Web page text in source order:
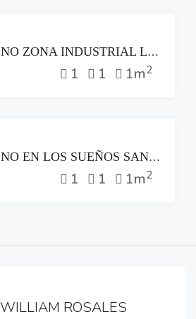
VENTA TERRENO ZONA INDUSTRIAL LOURDES COLON
1 1 1m2
VENTA TERRENO EN LOS SUEÑOS SANTA TECLA
1 1 1m2
WILLIAM ROSALES